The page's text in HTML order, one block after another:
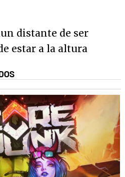
distante de ser
estar a la altura